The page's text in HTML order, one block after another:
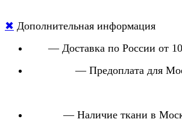
✖ Дополнительная информация
— Доставка по России от
— Предоплата для
— Наличие ткани в